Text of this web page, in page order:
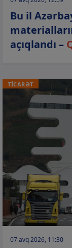
Bu il
açıqlandı –
TİCARƏT
07 avq 2026, 11:30